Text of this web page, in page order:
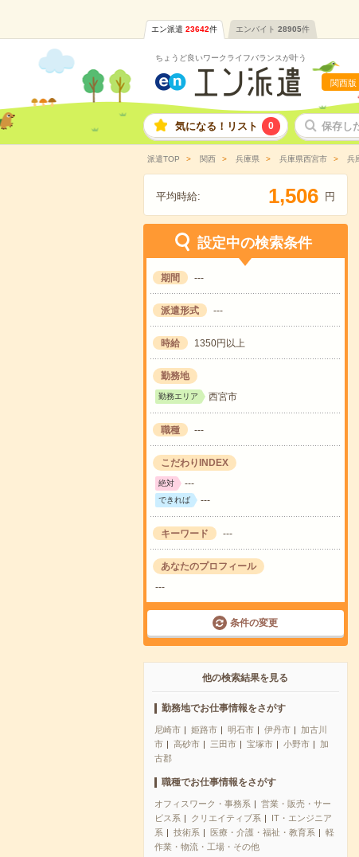
エン派遣 23642件 エンバイト 28905件
ちょうど良いワークライフバランスが叶う
関西版
気になる！リスト 0 保存し
派遣TOP 関西 兵庫県 兵庫県西宮市 兵
平均時給: 1,506 円
設定中の検索条件
期間 ---
派遣形式 ---
時給 1350円以上
勤務地
勤務エリア 西宮市
職種 ---
こだわりINDEX
絶対 ---
できれば ---
キーワード ---
あなたのプロフィール
---
条件の変更
他の検索結果を見る
勤務地でお仕事情報をさがす
尼崎市 姫路市 明石市 伊丹市
加古川
市
高砂市 三田市 宝塚市 小野市
加
古郡
職種でお仕事情報をさがす
オフィスワーク・事務系
営業・販売・サー
ビス系
クリエイティブ系
IT・エンジニア
系
技術系 医療・介護・福祉・教育系
軽
作業・物流・工場・その他